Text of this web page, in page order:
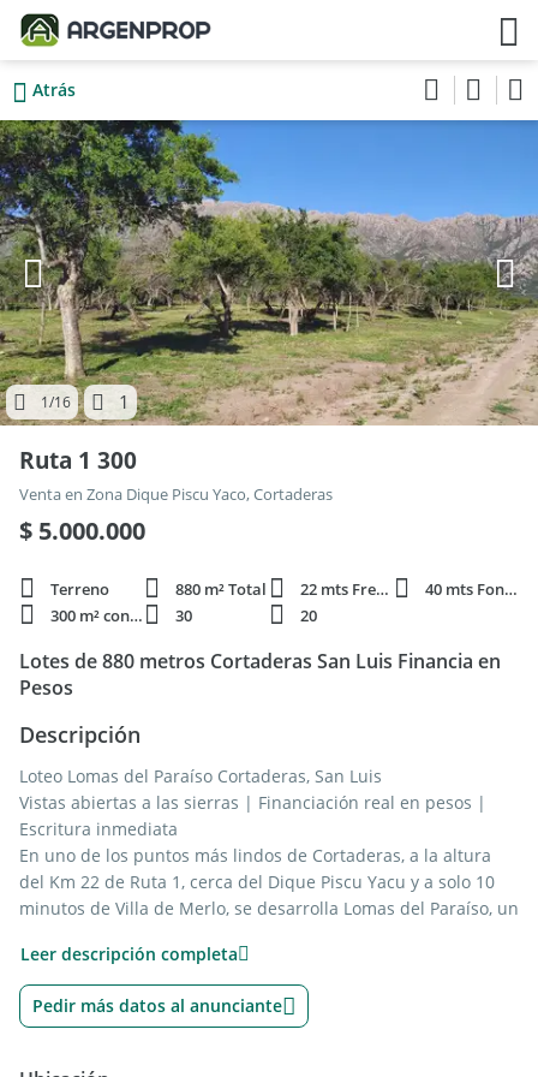
Atrás
1/16 1
Ruta 1 300
Venta en Zona Dique Piscu Yaco, Cortaderas
$ 5.000.000
Terreno 880 m² Total 22 mts Frente
40 mts Fondo
300 m² constr.
30 20
Lotes de 880 metros Cortaderas San Luis Financia en
Pesos
Descripción
Loteo Lomas del Paraíso Cortaderas, San Luis
Vistas abiertas a las sierras | Financiación real en pesos |
Escritura inmediata
En uno de los puntos más lindos de Cortaderas, a la altura
del Km 22 de Ruta 1, cerca del Dique Piscu Yacu y a solo 10
minutos de Villa de Merlo, se desarrolla Lomas del Paraíso, un
y una forma de pago posible hoy.
Lotes de 880 m², con vistas panorámicas al valle y a las
sierras, acceso directo desde Ruta 1 y calles bien mantenidas.
reales de mercado.
Leer descripción completa
Pedir más datos al anunciante